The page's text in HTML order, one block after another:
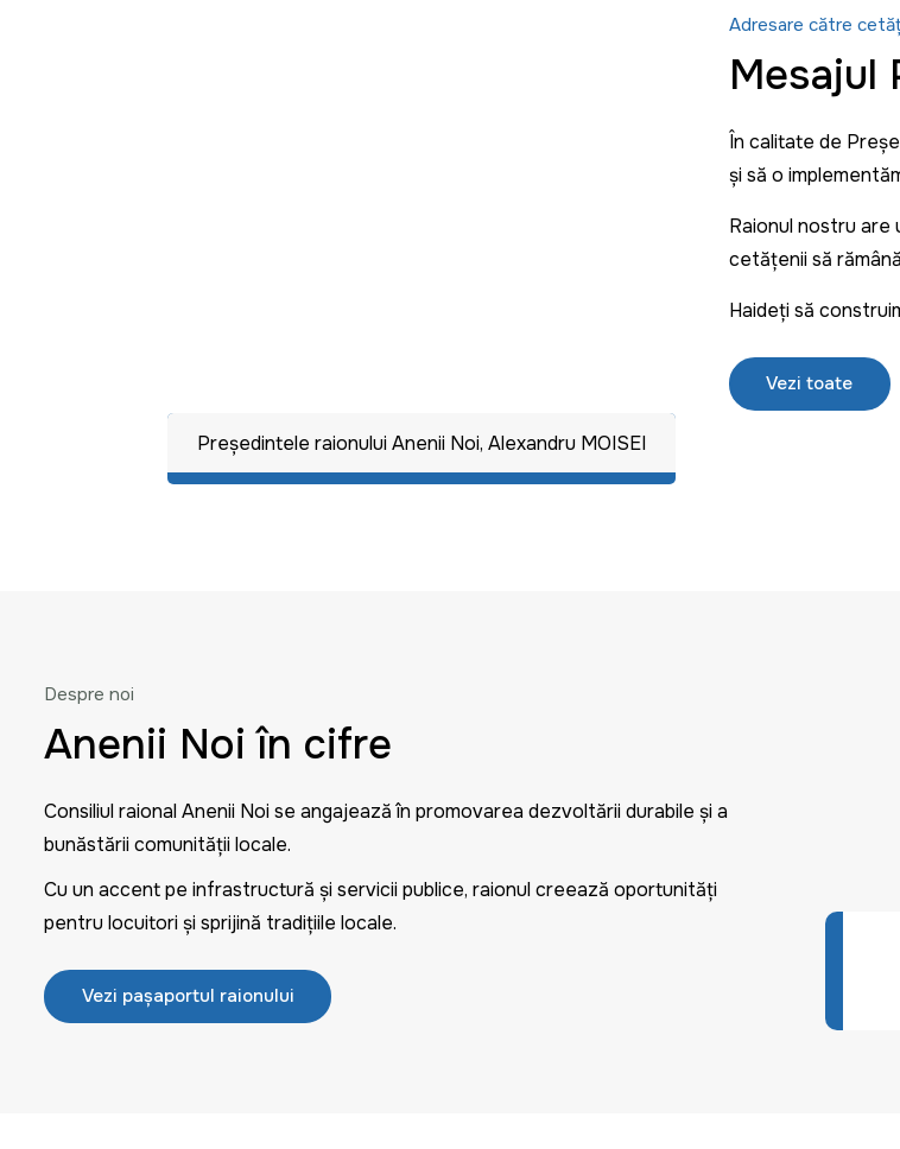
Adresare către
Mesajul
În calitate de
și să o
Raionul nostru are
cetățenii să
Haideți să
Vezi toate
Preşedintele raionului Anenii Noi, Alexandru MOISEI
Despre noi
Anenii Noi în cifre
Consiliul raional Anenii Noi se angajează în promovarea dezvoltării durabile și a
bunăstării comunității locale.
Cu un accent pe infrastructură și servicii publice, raionul creează oportunități
pentru locuitori și sprijină tradițiile locale.
Vezi pașaportul raionului